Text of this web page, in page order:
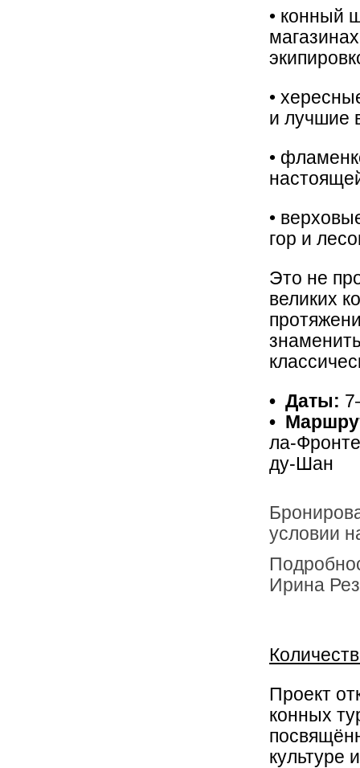
• конный
•
и лучшие
•
•
гор и
Это не
великих
• Даты:
•
ла-
ду-Шан
условии
Ирина
Проект
конных
культуре